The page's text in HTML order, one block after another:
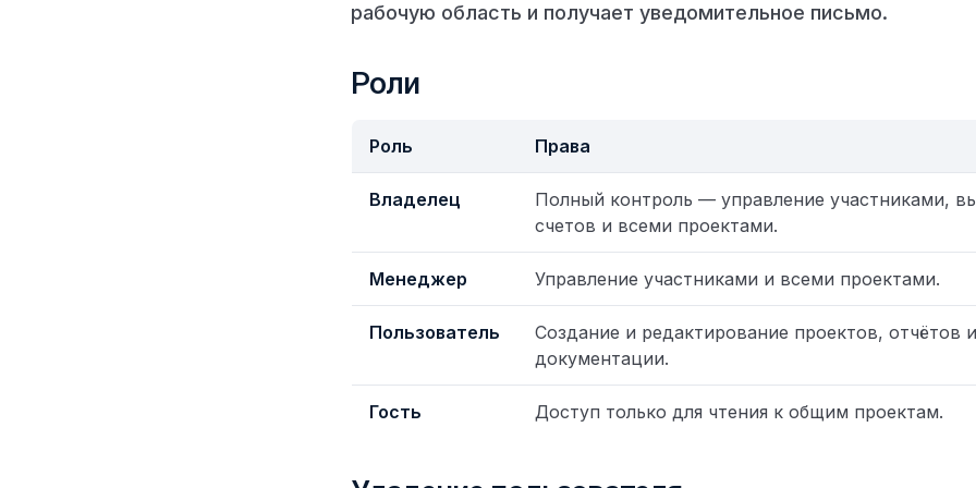
рабочую область и получает уведомительное письмо.
Роли
Роль Права
Владелец
Полный контроль — управление участниками,
счетов и всеми проектами.
Менеджер Управление участниками и всеми проектами.
Пользователь
Создание и редактирование проектов, отчётов и
документации.
Гость Доступ только для чтения к общим проектам.